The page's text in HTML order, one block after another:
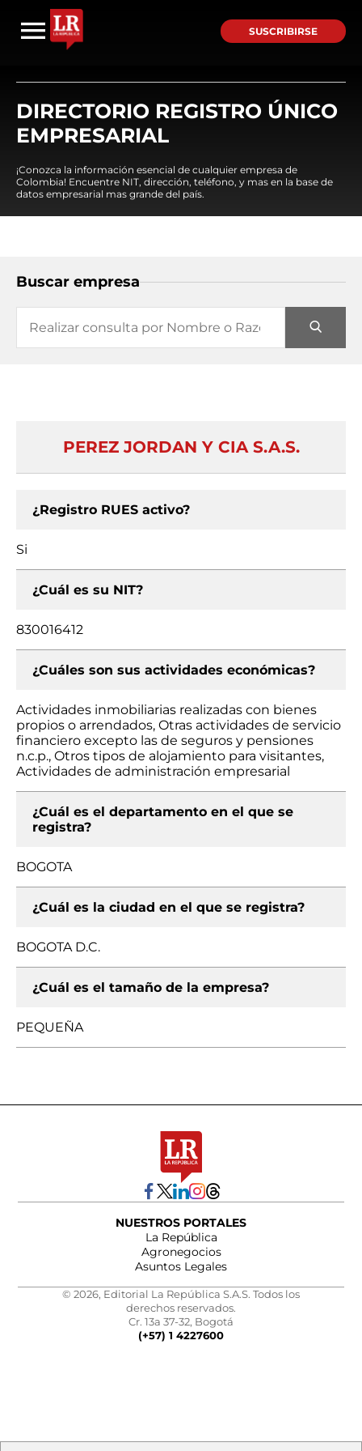
SUSCRIBIRSE
DIRECTORIO REGISTRO ÚNICO
EMPRESARIAL
¡Conozca la información esencial de cualquier empresa de
Colombia! Encuentre NIT, dirección, teléfono, y mas en la base de
datos empresarial mas grande del país.
Buscar empresa
PEREZ JORDAN Y CIA S.A.S.
¿Registro RUES activo?
Si
¿Cuál es su NIT?
830016412
¿Cuáles son sus actividades económicas?
Actividades inmobiliarias realizadas con bienes
propios o arrendados, Otras actividades de servicio
financiero excepto las de seguros y pensiones
n.c.p., Otros tipos de alojamiento para visitantes,
Actividades de administración empresarial
¿Cuál es el departamento en el que se
registra?
BOGOTA
¿Cuál es la ciudad en el que se registra?
BOGOTA D.C.
¿Cuál es el tamaño de la empresa?
PEQUEÑA
NUESTROS PORTALES
La República
Agronegocios
Asuntos Legales
© 2026, Editorial La República S.A.S. Todos los
derechos reservados.
Cr. 13a 37-32, Bogotá
(+57) 1 4227600